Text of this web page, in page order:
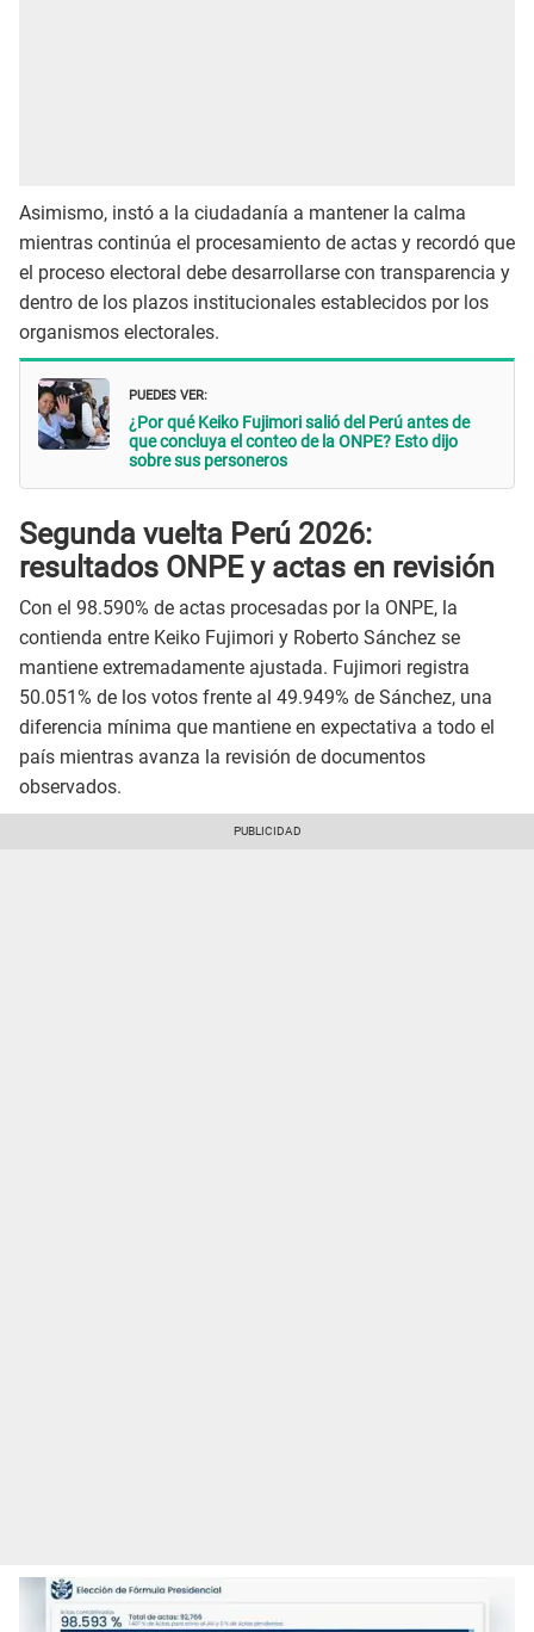
Asimismo, instó a la ciudadanía a mantener la calma
mientras continúa el procesamiento de actas y recordó que
el proceso electoral debe desarrollarse con transparencia y
dentro de los plazos institucionales establecidos por los
organismos electorales.
PUEDES VER:
¿Por qué Keiko Fujimori salió del Perú antes de
que concluya el conteo de la ONPE? Esto dijo
sobre sus personeros
Segunda vuelta Perú 2026:
resultados ONPE y actas en revisión
Con el 98.590% de actas procesadas por la ONPE, la
contienda entre Keiko Fujimori y Roberto Sánchez se
mantiene extremadamente ajustada. Fujimori registra
50.051% de los votos frente al 49.949% de Sánchez, una
diferencia mínima que mantiene en expectativa a todo el
país mientras avanza la revisión de documentos
observados.